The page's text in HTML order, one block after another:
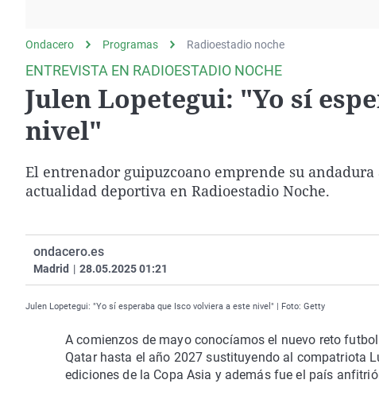
gato
Operación Viuda
Negra
Navarra
Ondacero Programas Radioestadio noche
ENTREVISTA EN RADIOESTADIO NOCHE
Julen Lopetegui: "Yo sí
nivel"
El entrenador guipuzcoano emprende su
actualidad deportiva en Radioestadio Noche.
ondacero.es
Madrid | 28.05.2025 01:21
Julen Lopetegui: "Yo sí esperaba que Isco volviera a este nivel" | Foto: Getty
A comienzos de mayo conocíamos el nuevo reto
Qatar hasta el año 2027 sustituyendo al compatriota
ediciones de la Copa Asia y además fue el país